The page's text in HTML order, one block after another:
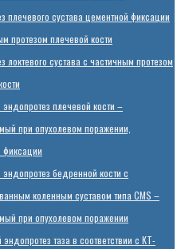
плечевого сустава цементной фиксации
протезом плечевой кости
локтевого сустава с частичным протезом
эндопротез плечевой кости –
при опухолевом поражении,
фиксации
эндопротез бедренной кости с
коленным суставом типа CMS –
при опухолевом поражении
таза в соответствии с КТ-